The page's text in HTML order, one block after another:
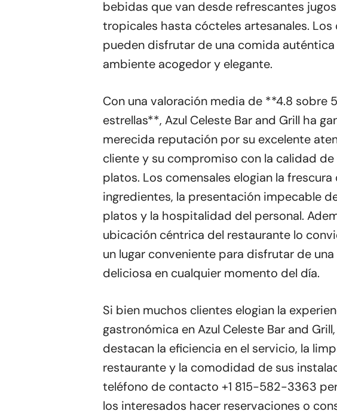
bebidas que van desde refrescantes jugos
tropicales hasta cócteles artesanales. Los
pueden disfrutar de una comida auténtica
ambiente acogedor y elegante.
Con una valoración media de **4.8 sobre 5
estrellas**, Azul Celeste Bar and Grill ha
merecida reputación por su excelente
cliente y su compromiso con la calidad de
platos. Los comensales elogian la frescura
ingredientes, la presentación impecable
platos y la hospitalidad del personal.
ubicación céntrica del restaurante lo
un lugar conveniente para disfrutar de
deliciosa en cualquier momento del día.
Si bien muchos clientes elogian la
gastronómica en Azul Celeste Bar and
destacan la eficiencia en el servicio, la
restaurante y la comodidad de sus
teléfono de contacto +1 815-582-3363
los interesados hacer reservaciones o